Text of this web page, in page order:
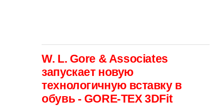
W. L. Gore & Associates
запускает новую
технологичную вставку в
обувь - GORE-TEX 3DFit